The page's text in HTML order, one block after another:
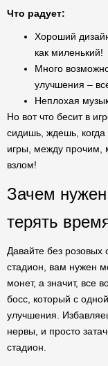
Что радует:
Хороший
как миленький!
Много
улучшения –
Неплохая
Но вот что бесит в
сидишь, ждешь,
игры, между прочим,
взлом!
Зачем
терять
Давайте без розовых
стадион, вам нужен
монет, а значит, все
босс, который с
улучшения.
нервы, и просто
стадион.